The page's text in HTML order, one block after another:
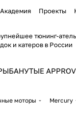
Академия Проекты
тюнинг-
и катеров в России
моторы Mercury